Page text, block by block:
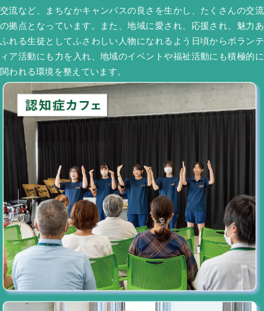
交流など、まちなかキャンパスの良さを生かし、たくさんの交流
の拠点となっています。また、地域に愛され、応援され、魅力あ
ふれる生徒としてふさわしい人物になれるよう日頃からボランテ
ィア活動にも力を入れ、地域のイベントや福祉活動にも積極的に
関われる環境を整えています。